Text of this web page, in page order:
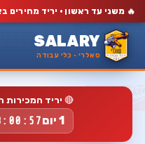
🔥 משני עד ראשון · יריד מחירים
SALARY
סאלרי · כלי עבודה
🔴 יריד
1 יום